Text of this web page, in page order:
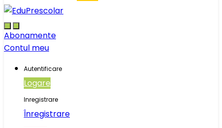
Abonamente
Contul meu
Autentificare
Logare
Inregistrare
Înregistrare